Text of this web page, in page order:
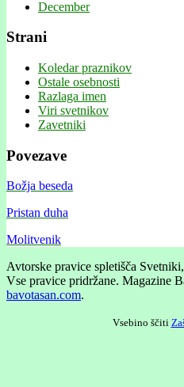
December
Strani
Koledar praznikov
Ostale osebnosti
Razlaga imen
Viri svetnikov
Zavetniki
Povezave
Božja beseda
Pristan duha
Molitvenik
Avtorske pravice spletišča
Vse pravice pridržane. Magazine
bavotasan.com.
Vsebino ščiti